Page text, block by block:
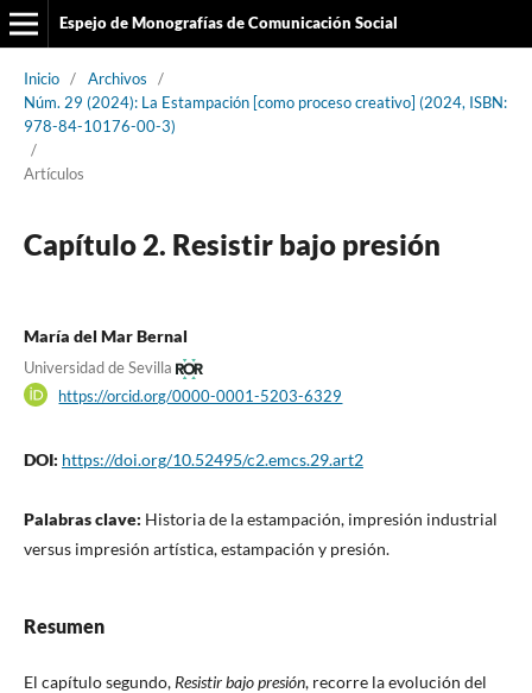
Espejo de Monografías de Comunicación Social
Inicio / Archivos
/
Núm. 29 (2024): La Estampación [como proceso creativo] (2024, ISBN:
978-84-10176-00-3)
/
Artículos
Capítulo 2. Resistir bajo presión
María del Mar Bernal
Universidad de Sevilla
https://orcid.org/0000-0001-5203-6329
DOI: https://doi.org/10.52495/c2.emcs.29.art2
Palabras clave: Historia de la estampación, impresión industrial
versus impresión artística, estampación y presión.
Resumen
El capítulo segundo,Resistir bajo presión, recorre la evolución del